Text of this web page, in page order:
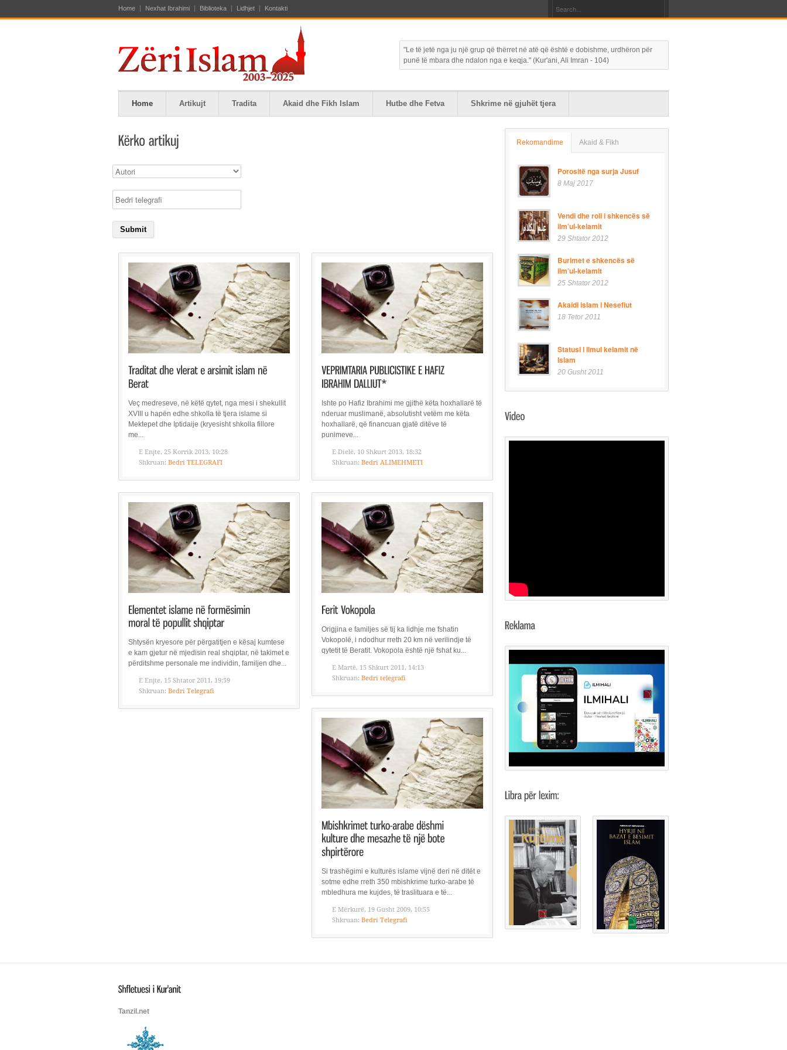
Home Nexhat Ibrahimi Biblioteka Lidhjet Kontakti
"Le të jetë nga ju një grup që thërret në atë që është e dobishme, urdhëron për
punë të mbara dhe ndalon nga e keqja." (Kur'ani, Ali Imran - 104)
Home Artikujt Tradita Akaid dhe Fikh Islam Hutbe dhe Fetva Shkrime në gjuhët tjera
Veç medreseve, në këtë qytet, nga mesi i shekullit
XVIII u hapën edhe shkolla të tjera islame si
Mektepet dhe Iptidaije (kryesisht shkolla fillore
me...
E Enjte, 25 Korrik 2013, 10:28
Shkruan: Bedri TELEGRAFI
Ishte po Hafiz Ibrahimi me gjithë këta hoxhallarë të
nderuar muslimanë, absolutisht vetëm me këta
hoxhallarë, që financuan gjatë ditëve të
punimeve...
E Dielë, 10 Shkurt 2013, 18:32
Shkruan: Bedri ALIMEHMETI
Shtysën kryesore për përgatitjen e kësaj kumtese
e kam gjetur në mjedisin real shqiptar, në takimet e
përditshme personale me individin, familjen dhe...
E Enjte, 15 Shtator 2011, 19:59
Shkruan: Bedri Telegrafi
Origjina e familjes së tij ka lidhje me fshatin
Vokopolë, i ndodhur rreth 20 km në verilindje të
qytetit të Beratit. Vokopola është një fshat ku...
E Martë, 15 Shkurt 2011, 14:13
Shkruan: Bedri telegrafi
Si trashëgimi e kulturës islame vijnë deri në ditët e
sotme edhe rreth 350 mbishkrime turko-arabe të
mbledhura me kujdes, të traslituara e të...
E Mërkurë, 19 Gusht 2009, 10:55
Shkruan: Bedri Telegrafi
Rekomandime Akaid & Fikh
Porositë nga surja Jusuf
8 Maj 2017
Vendi dhe roli i shkencës së
ilm’ul-kelamit
29 Shtator 2012
Burimet e shkencës së
ilm’ul-kelamit
25 Shtator 2012
Akaidi islam i Nesefiut
18 Tetor 2011
Statusi i ilmul kelamit në
Islam
20 Gusht 2011
Tanzil.net